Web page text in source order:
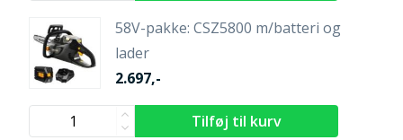
58V-pakke: CSZ5800 m/batteri og
lader
2.697,-